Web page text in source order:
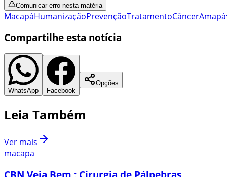
Comunicar erro nesta matéria
MacapáHumanizaçãoPrevençãoTratamentoCâncerAmapá
Compartilhe esta notícia
WhatsApp Facebook
Opções
Leia Também
Ver mais
macapa